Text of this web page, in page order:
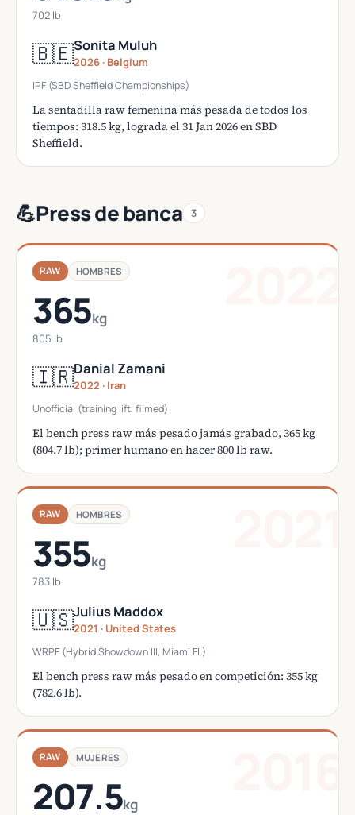
702 lb
🇧🇪Sonita Muluh
2026 · Belgium
IPF (SBD Sheffield Championships)
La sentadilla raw femenina más pesada de todos los
tiempos: 318.5 kg, lograda el 31 Jan 2026 en SBD
Sheffield.
💪Press de banca 3
RAW HOMBRES
365kg
805 lb
🇮🇷Danial Zamani
2022 · Iran
Unofficial (training lift, filmed)
El bench press raw más pesado jamás grabado, 365 kg
(804.7 lb); primer humano en hacer 800 lb raw.
RAW HOMBRES
355kg
783 lb
🇺🇸Julius Maddox
2021 · United States
WRPF (Hybrid Showdown III, Miami FL)
El bench press raw más pesado en competición: 355 kg
(782.6 lb).
RAW MUJERES
207.5kg